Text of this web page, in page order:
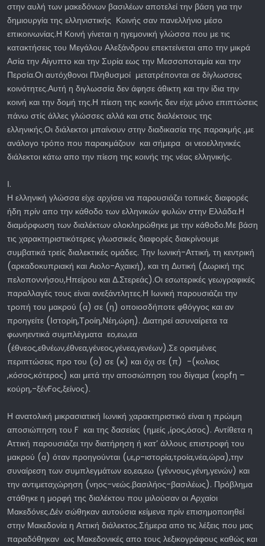
στην αυλή των μακεδόνων βασιλέων αποτελεί την βάση για την
δημιουργία της ελληνιστικής Κοινής σαν πανελλήνιο μέσο
επικοινωνίας.Η Κοινή γίνεται η ηγεμονική γλώσσα που με τις
κατακτήσεις του Μεγάλου Αλεξάνδρου επεκτείνεται απο την μικρά
Ασία την Αίγυπτο και την Συρία εως την Μεσσοποταμία και την
Περσία.Οι αυτόχθονοι Πληθυσμοί μετατρέπονται σε δίγλωσσες
κοινότητες.Αυτή η διγλωσσία δεν άφησε άθικτη και την ίδια την
κοινή και την δομή της.Η πίεση της κοινής δεν είχε μόνο επιπτώσεις
πάνω στίς άλλες γλώσσες αλλά και στις διαλέκτους της
ελληνικής.Οι διάλεκτοι μπαίνουν στην διαδικασία της παρακμής ,με
ανάλογο τρόπο που παρακμάζουν και σήμερα οι νεοελληνικές
διάλεκτοι κάτω απο την πίεση της κοινής της νέας ελληνικής.
Ι.
Η ελληνική γλώσσα είχε αρχίσει να παρουσιάζει τοπικές διαφορές
ήδη πρίν απο την κάθοδο των ελληνικών φυλών στην Ελλάδα.Η
διαμόρφωση των διαλέκτων ολοκληρώθηκε με την κάθοδο.Με βάση
τις χαρακτηριστικότερες γλωσσικές διαφορές διακρίνουμε
συμβατικά τρείς διαλεκτικές ομάδες. Την Ιωνική-Αττική, τη κεντρική
(αρκαδοκυπριακή και Αιολο-Αχαική), και τη Δυτική (Δωρική της
πελοποννήσου,Ηπείρου και Δ.Στερεάς).Οι εσωτερικές γεωγραφικές
παραλλαγές τους είναι ανεξάντλητες.Η Ιωνική παρουσιάζει την
τροπή του μακρού (α) σε (η) οποιοσδήποτε φθόγγος και αν
προηγείτε (Ιστορίη,Τροίη,Νέη,ώρη). Διατηρεί ασυναίρετα τα
φωνηεντικά συμπλέγματα εο,εω,εα
(έθνεος,εθνέων,έθνεα,γένεος,γένεα,γενέων).Σε ορισμένες
περιπτώσεις προ του (ο) σε (κ) και όχι σε (π) -(κολιος
,κόσος,κότερος) και μετά την αποσιώπηση του δίγαμα (κορfη –
κούρη,-ξένFος,ξείνος).
Η ανατολική μικρασιατική Ιωνική χαρακτηριστικό είναι η πρώιμη
αποσιώπηση του F και της δασείας (ημείς ,ίρος,όσος). Αντίθετα η
Αττική παρουσιάζει την διατήρηση ή κατ’ άλλους επιστροφή του
μακρού (α) όταν προηγούνται (ι,ε,ρ-ιστορία,τροία,νέα,ώρα),την
συναίρεση των συμπλεγμάτων εο,εα,εω (γέννους,γένη,γενών) και
την αντιμεταχώρηση (νηος-νεώς.βασιλήος-βασιλέως). Πρόβλημα
στάθηκε η μορφή της διαλέκτου που μιλούσαν οι Αρχαίοι
Μακεδόνες.Δέν σώθηκαν αυτούσια κείμενα πρίν επισημοποιηθεί
στην Μακεδονία η Αττική διάλεκτος.Σήμερα απο τις λέξεις που μας
παραδόθηκαν ως Μακεδονικές απο τους λεξικογράφους καθώς και